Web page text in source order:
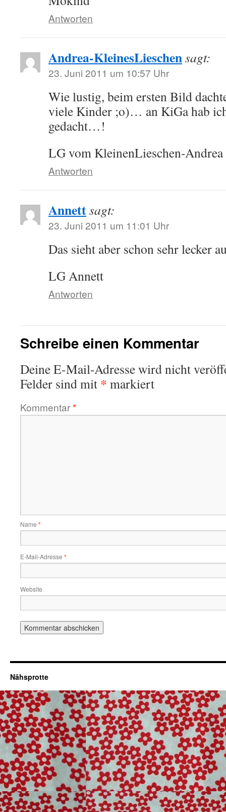
Antworten
Andrea-KleinesLieschensagt:
23. Juni 2011 um 10:57 Uhr
Wie lustig, beim ersten Bild
viele Kinder ;o)… an KiGa hab
gedacht…!
LG vom KleinenLieschen-Andrea
Antworten
Annettsagt:
23. Juni 2011 um 11:01 Uhr
Das sieht aber schon sehr lecker
LG Annett
Antworten
Schreibe einen Kommentar
Deine E-Mail-Adresse wird nicht
Felder sind mit * markiert
Kommentar*
Name *
E-Mail-Adresse *
Website
Nähsprotte